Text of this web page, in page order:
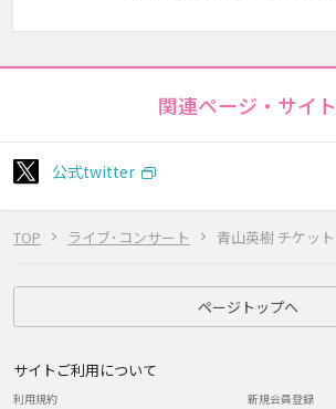
TOP ライブ･コンサート 青山英樹 チケット
関連ページ・サイト
公式twitter
ページトップへ
サイトご利用について
利用規約
新規会員登録